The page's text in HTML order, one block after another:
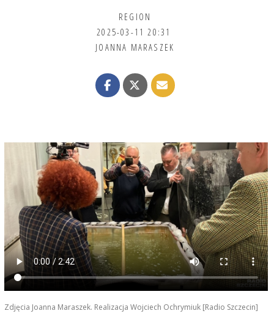
REGION
2025-03-11 20:31
JOANNA MARASZEK
Zdjęcia Joanna Maraszek. Realizacja Wojciech Ochrymiuk [Radio Szczecin]